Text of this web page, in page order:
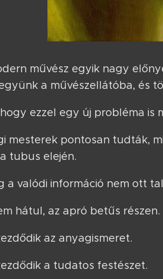
művész egyik nagy
a művészellátóba, és
ezzel egy új probléma is
mesterek pontosan tudták,
tubus elején.
a valódi információ nem ott
hátul, az apró betűs részen.
az anyagismeret.
a tudatos festészet.